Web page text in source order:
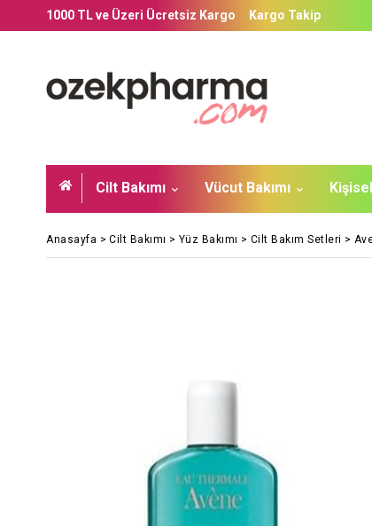
1000 TL ve Üzeri Ücretsiz Kargo Kargo Takip
Cilt Bakımı Vücut Bakımı
Anasayfa > Cilt Bakımı > Yüz Bakımı > Cilt Bakım Setleri >